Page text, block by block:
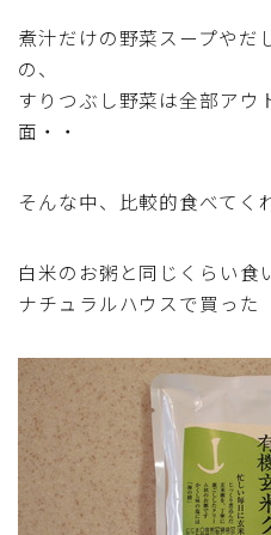
野菜料理(きゅうり・なす・ト
ゃ・ゴーヤ)
野菜料理(キャベツ・白菜・ほ
根菜料理（にんじん・ごぼう
ビーツ)
芋類(じゃが芋・さつま芋・
煮汁だけの野菜スープやだ
の、
すりつぶし野菜は全部アウ
面・・
そんな中、比較的食べてく
白米のお粥と同じくらい食
ナチュラルハウスで買った